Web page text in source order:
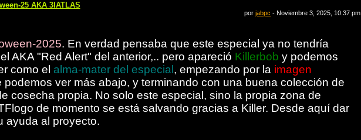
25 AKA 3IATLAS
porjabpc - Noviembre 3, 2025, 10:37 pm
2025. En verdad pensaba que este especial ya no tendría
AKA "Red Alert" del anterior,.. pero apareció Killerbob y podemos
como el alma-mater del especial , empezando por la imagen
podemos ver más abajo, y terminando con una buena colección de
cosecha propia. No solo este especial, sino la propia zona de
de momento se está salvando gracias a Killer. Desde aquí dar
ayuda al proyecto.